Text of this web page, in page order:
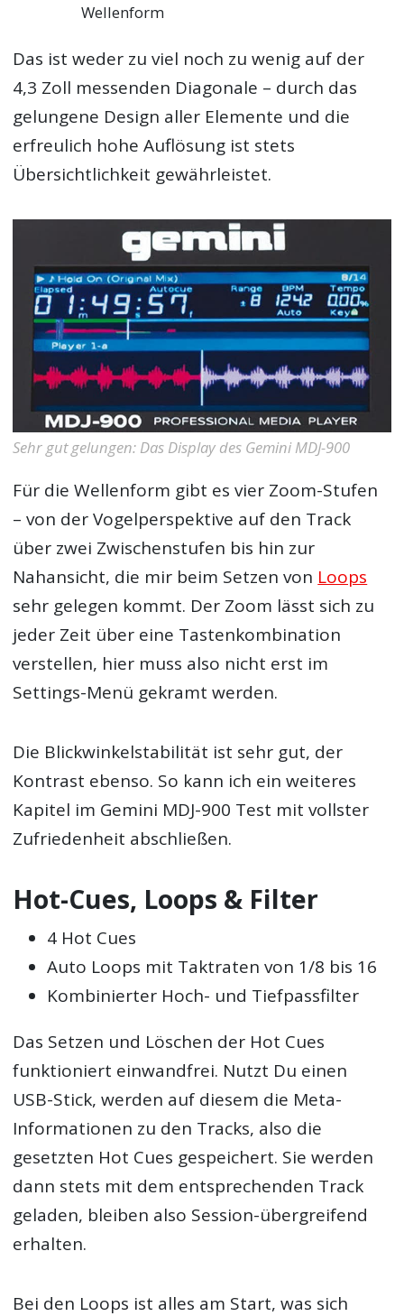
Wellenform
Das ist weder zu viel noch zu wenig auf der
4,3 Zoll messenden Diagonale – durch das
gelungene Design aller Elemente und die
erfreulich hohe Auflösung ist stets
Übersichtlichkeit gewährleistet.
Sehr gut gelungen: Das Display des Gemini MDJ-900
Für die Wellenform gibt es vier Zoom-Stufen
– von der Vogelperspektive auf den Track
über zwei Zwischenstufen bis hin zur
Nahansicht, die mir beim Setzen von Loops
sehr gelegen kommt. Der Zoom lässt sich zu
jeder Zeit über eine Tastenkombination
verstellen, hier muss also nicht erst im
Settings-Menü gekramt werden.
Die Blickwinkelstabilität ist sehr gut, der
Kontrast ebenso. So kann ich ein weiteres
Kapitel im Gemini MDJ-900 Test mit vollster
Zufriedenheit abschließen.
Hot-Cues, Loops & Filter
4 Hot Cues
Auto Loops mit Taktraten von 1/8 bis 16
Kombinierter Hoch- und Tiefpassfilter
Das Setzen und Löschen der Hot Cues
funktioniert einwandfrei. Nutzt Du einen
USB-Stick, werden auf diesem die Meta-
Informationen zu den Tracks, also die
gesetzten Hot Cues gespeichert. Sie werden
dann stets mit dem entsprechenden Track
geladen, bleiben also Session-übergreifend
erhalten.
Bei den Loops ist alles am Start, was sich